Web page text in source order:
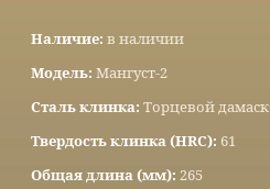
Наличие: в наличии
Модель: Мангуст-2
Сталь клинка: Торцевой дамаск
Твердость клинка (HRC): 61
Общая длина (мм): 265